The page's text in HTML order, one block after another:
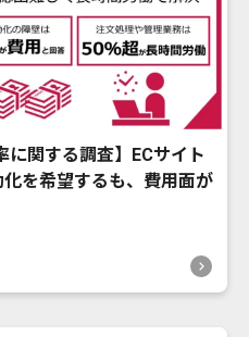
に関する調査】ECサイト
を希望するも、費用面が